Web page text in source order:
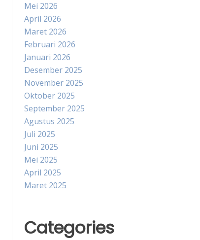
Mei 2026
April 2026
Maret 2026
Februari 2026
Januari 2026
Desember 2025
November 2025
Oktober 2025
September 2025
Agustus 2025
Juli 2025
Juni 2025
Mei 2025
April 2025
Maret 2025
Categories